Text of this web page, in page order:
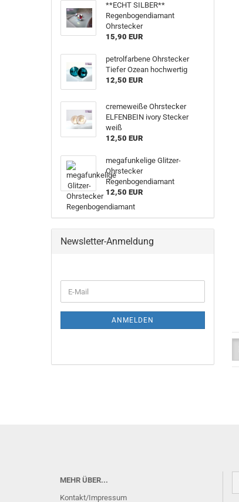
**ECHT SILBER**
Regenbogendiamant
Ohrstecker
15,90 EUR
petrolfarbene Ohrstecker
Tiefer Ozean hochwertig
12,50 EUR
cremeweiße Ohrstecker
ELFENBEIN ivory Stecker
weiß
12,50 EUR
megafunkelige Glitzer-
Ohrstecker
Regenbogendiamant
12,50 EUR
Newsletter-Anmeldung
E-
Mail
ANMELDEN
MEHR ÜBER...
Kontakt/Impressum